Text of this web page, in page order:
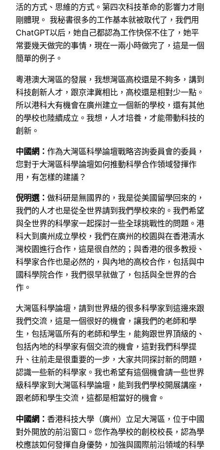
活的方式、思維的方式。第四次科技革命的影響力才剛
剛體現。 我秘書很多的工作基本就被取代了，我們用
ChatGPT以后，她自己都認為工作快保不住了，她平
常要幾天做完的事情，現在一兩小時做完了，這是一個
簡單的例子。
粵港澳大灣區的發展，我想灣區高校還是不夠多，講到
科技創新人才，跟京津冀相比，高校還是相對少一點。
所以港科大有機會在廣州建立一個新的學校，還有其他
的學校也陸續成立。我想，人才培養，才能帶動科技的
創新。
中國網： 作為大灣區科學論壇戰略咨詢委員會的委員，
您對于大灣區科學論壇如何推動科學合作領域發揮作
用，有怎樣的建議？
倪明選： 做科研是無國界的，我是從美國留學回來的，
我們的人才也是從全世界請到我們學校來的。我們希望
與全世界的科學家一起探討一些全球挑戰性的問題。港
科大到廣州成立學校，我們在廣州的校園與在香港清水
灣校園進行合作，這是很自然的；與香港的很多教授、
科學家合作也是必然的，與內地的高校合作，包括與中
國科學院合作，我們很早就做了，包括與全世界的合
作。
大灣區科學論壇，請到世界級的很多科學家到這邊來跟
我們交流，這是一個很好的機會，讓我們的老師和學
生，包括灣區所有的老師和學生，能夠跟世界頂級的、
包括內地的科學家有個交流的機會，這對我們科學提
升、往前走是很重要的一步，大家共同探討新的問題，
認識一些新的科學家。我也希望有這個機會請一些世界
級科學家到大灣區科學論壇，能到我們學校開展講座，
跟老師和學生交流，這都是相當好的機會。
中國網： 香港科技大學（廣州）立足大灣區，位于中國
對外開放的前沿窗口。您作為學校的創校校長，認為學
校應該如何發揮自身優勢，加強與國際前沿領域的科學